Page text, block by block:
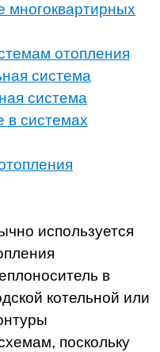
многоквартирных
отопления
система
система
в системах
используется
в
котельной или
поскольку